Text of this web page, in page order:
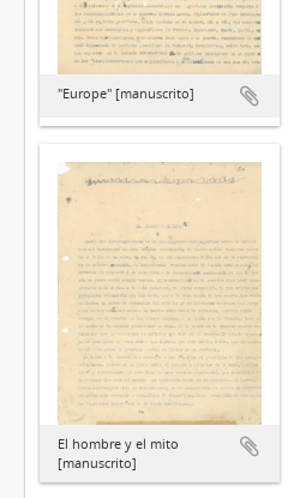
"Europe" [manuscrito]
El hombre y el mito
[manuscrito]